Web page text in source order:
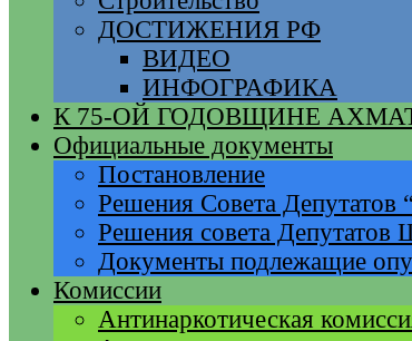
ДОСТИЖЕНИЯ РФ
ВИДЕО
ИНФОГРАФИКА
К 75-ОЙ ГОДОВЩИНЕ
Официальные документы
Постановление
Решения Совета Депутатов
Решения совета Депутатов
Документы подлежащие
Комиссии
Антинаркотическая